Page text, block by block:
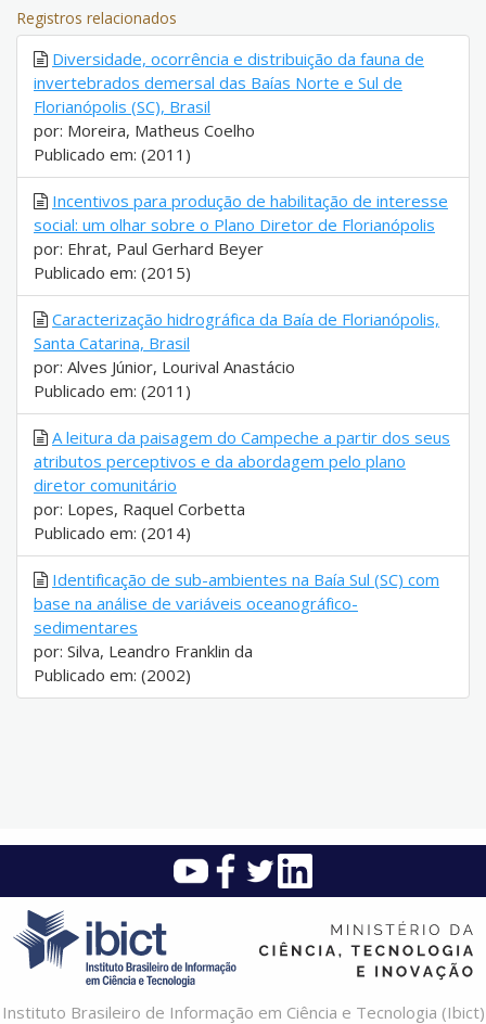
Registros relacionados
Diversidade, ocorrência e distribuição da fauna de
invertebrados demersal das Baías Norte e Sul de
Florianópolis (SC), Brasil
por: Moreira, Matheus Coelho
Publicado em: (2011)
Incentivos para produção de habilitação de interesse
social: um olhar sobre o Plano Diretor de Florianópolis
por: Ehrat, Paul Gerhard Beyer
Publicado em: (2015)
Caracterização hidrográfica da Baía de Florianópolis,
Santa Catarina, Brasil
por: Alves Júnior, Lourival Anastácio
Publicado em: (2011)
A leitura da paisagem do Campeche a partir dos seus
atributos perceptivos e da abordagem pelo plano
diretor comunitário
por: Lopes, Raquel Corbetta
Publicado em: (2014)
Identificação de sub-ambientes na Baía Sul (SC) com
base na análise de variáveis oceanográfico-
sedimentares
por: Silva, Leandro Franklin da
Publicado em: (2002)
Instituto Brasileiro de Informação em Ciência e Tecnologia (Ibict)